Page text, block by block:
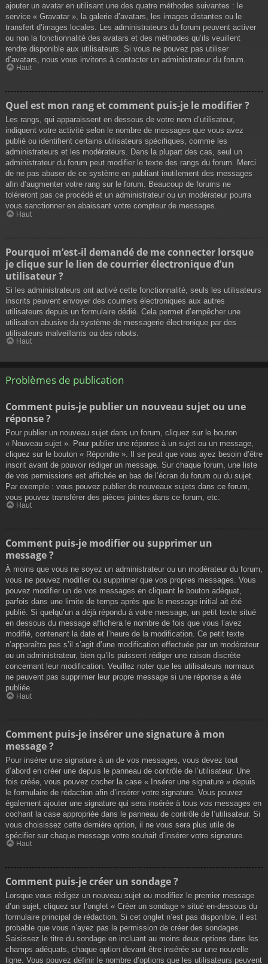
ajouter un avatar en utilisant une des quatre méthodes suivantes : le
service « Gravatar », la galerie d’avatars, les images distantes ou le
transfert d’images locales. Les administrateurs du forum peuvent activer
ou non la fonctionnalité des avatars et des méthodes qu’ils veuillent
rendre disponible aux utilisateurs. Si vous ne pouvez pas utiliser
d’avatars, nous vous invitons à contacter un administrateur du forum.
Haut
Quel est mon rang et comment puis-je le modifier ?
Les rangs, qui apparaissent en dessous de votre nom d’utilisateur,
indiquent votre activité selon le nombre de messages que vous avez
publié ou identifient certains utilisateurs spécifiques, comme les
administrateurs et les modérateurs. Dans la plupart des cas, seul un
administrateur du forum peut modifier le texte des rangs du forum. Merci
de ne pas abuser de ce système en publiant inutilement des messages
afin d’augmenter votre rang sur le forum. Beaucoup de forums ne
toléreront pas ce procédé et un administrateur ou un modérateur pourra
vous sanctionner en abaissant votre compteur de messages.
Haut
Pourquoi m’est-il demandé de me connecter lorsque
je clique sur le lien de courrier électronique d’un
utilisateur ?
Si les administrateurs ont activé cette fonctionnalité, seuls les utilisateurs
inscrits peuvent envoyer des courriers électroniques aux autres
utilisateurs depuis un formulaire dédié. Cela permet d’empêcher une
utilisation abusive du système de messagerie électronique par des
utilisateurs malveillants ou des robots.
Haut
Problèmes de publication
Comment puis-je publier un nouveau sujet ou une
réponse ?
Pour publier un nouveau sujet dans un forum, cliquez sur le bouton
« Nouveau sujet ». Pour publier une réponse à un sujet ou un message,
cliquez sur le bouton « Répondre ». Il se peut que vous ayez besoin d’être
inscrit avant de pouvoir rédiger un message. Sur chaque forum, une liste
de vos permissions est affichée en bas de l’écran du forum ou du sujet.
Par exemple : vous pouvez publier de nouveaux sujets dans ce forum,
vous pouvez transférer des pièces jointes dans ce forum, etc.
Haut
Comment puis-je modifier ou supprimer un
message ?
À moins que vous ne soyez un administrateur ou un modérateur du forum,
vous ne pouvez modifier ou supprimer que vos propres messages. Vous
pouvez modifier un de vos messages en cliquant le bouton adéquat,
parfois dans une limite de temps après que le message initial ait été
publié. Si quelqu’un a déjà répondu à votre message, un petit texte situé
en dessous du message affichera le nombre de fois que vous l’avez
modifié, contenant la date et l’heure de la modification. Ce petit texte
n’apparaîtra pas s’il s’agit d’une modification effectuée par un modérateur
ou un administrateur, bien qu’ils puissent rédiger une raison discrète
concernant leur modification. Veuillez noter que les utilisateurs normaux
ne peuvent pas supprimer leur propre message si une réponse a été
publiée.
Haut
Comment puis-je insérer une signature à mon
message ?
Pour insérer une signature à un de vos messages, vous devez tout
d’abord en créer une depuis le panneau de contrôle de l’utilisateur. Une
fois créée, vous pouvez cocher la case « Insérer une signature » depuis
le formulaire de rédaction afin d’insérer votre signature. Vous pouvez
également ajouter une signature qui sera insérée à tous vos messages en
cochant la case appropriée dans le panneau de contrôle de l’utilisateur. Si
vous choisissez cette dernière option, il ne vous sera plus utile de
spécifier sur chaque message votre souhait d’insérer votre signature.
Haut
Comment puis-je créer un sondage ?
Lorsque vous rédigez un nouveau sujet ou modifiez le premier message
d’un sujet, cliquez sur l’onglet « Créer un sondage » situé en-dessous du
formulaire principal de rédaction. Si cet onglet n’est pas disponible, il est
probable que vous n’ayez pas la permission de créer des sondages.
Saisissez le titre du sondage en incluant au moins deux options dans les
champs adéquats, chaque option devant être insérée sur une nouvelle
ligne. Vous pouvez définir le nombre d’options que les utilisateurs peuvent